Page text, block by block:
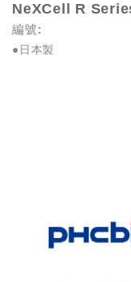
編號:
●日本製